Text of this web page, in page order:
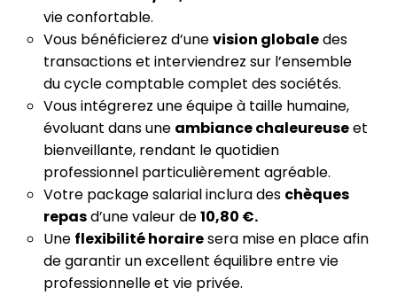
vie confortable.
Vous bénéficierez d’unevision globaledes
transactions et interviendrez sur l’ensemble
du cycle comptable complet des sociétés.
Vous intégrerez une équipe à taille humaine,
évoluant dans une ambiance chaleureuseet
bienveillante, rendant le quotidien
professionnel particulièrement agréable.
Votre package salarial inclura des chèques
repasd’une valeur de10,80 €.
Une flexibilité horairesera mise en place afin
de garantir un excellent équilibre entre vie
professionnelle et vie privée.